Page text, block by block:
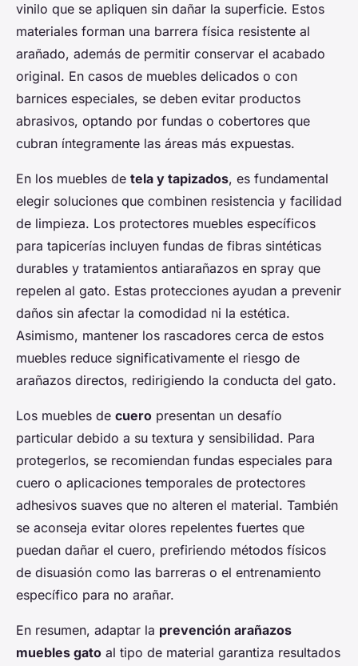
vinilo que se apliquen sin dañar la superficie. Estos
materiales forman una barrera física resistente al
arañado, además de permitir conservar el acabado
original. En casos de muebles delicados o con
barnices especiales, se deben evitar productos
abrasivos, optando por fundas o cobertores que
cubran íntegramente las áreas más expuestas.
En los muebles de tela y tapizados, es fundamental
elegir soluciones que combinen resistencia y facilidad
de limpieza. Los protectores muebles específicos
para tapicerías incluyen fundas de fibras sintéticas
durables y tratamientos antiarañazos en spray que
repelen al gato. Estas protecciones ayudan a prevenir
daños sin afectar la comodidad ni la estética.
Asimismo, mantener los rascadores cerca de estos
muebles reduce significativamente el riesgo de
arañazos directos, redirigiendo la conducta del gato.
Los muebles de cuero presentan un desafío
particular debido a su textura y sensibilidad. Para
protegerlos, se recomiendan fundas especiales para
cuero o aplicaciones temporales de protectores
adhesivos suaves que no alteren el material. También
se aconseja evitar olores repelentes fuertes que
puedan dañar el cuero, prefiriendo métodos físicos
de disuasión como las barreras o el entrenamiento
específico para no arañar.
En resumen, adaptar la prevención arañazos
muebles gato al tipo de material garantiza resultados